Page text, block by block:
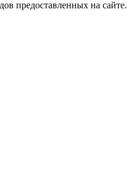
предоставленных на сайте.